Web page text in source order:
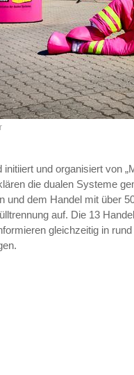
initiiert und organisiert von
die dualen Systeme
und dem Handel mit über
auf. Die 13
gleichzeitig in